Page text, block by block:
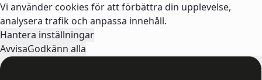
Vi använder cookies för att förbättra din upplevelse,
analysera trafik och anpassa innehåll.
Hantera inställningar
AvvisaGodkänn alla